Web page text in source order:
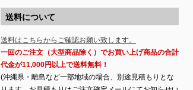
送料について
送料はこちらからご確認お願い致します。
一回のご注文（大型商品除く）でお買い上げ商品の合計
代金が11,000円以上で送料無料！
(沖縄県・離島など一部地域の場合、別途見積もりとな